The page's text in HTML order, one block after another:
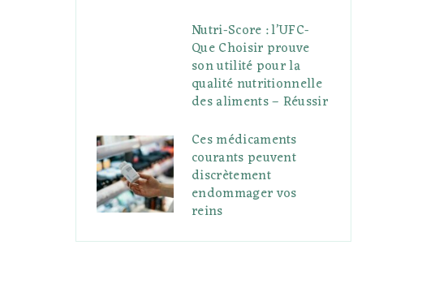
Nutri-Score : l’UFC-
Que Choisir prouve
son utilité pour la
qualité nutritionnelle
des aliments – Réussir
Ces médicaments
courants peuvent
discrètement
endommager vos
reins